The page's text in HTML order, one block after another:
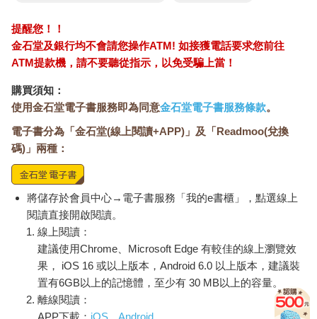
提醒您！！
金石堂及銀行均不會請您操作ATM! 如接獲電話要求您前往
ATM提款機，請不要聽從指示，以免受騙上當！
購買須知：
使用金石堂電子書服務即為同意金石堂電子書服務條款。
電子書分為「金石堂(線上閱讀+APP)」及「Readmoo(兌換
碼)」兩種：
將儲存於會員中心→電子書服務「我的e書櫃」，點選線上
閱讀直接開啟閱讀。
線上閱讀：
建議使用Chrome、Microsoft Edge 有較佳的線上瀏覽效
果， iOS 16 或以上版本，Android 6.0 以上版本，建議裝
置有6GB以上的記憶體，至少有 30 MB以上的容量。
離線閱讀：
APP下載： iOS
Android